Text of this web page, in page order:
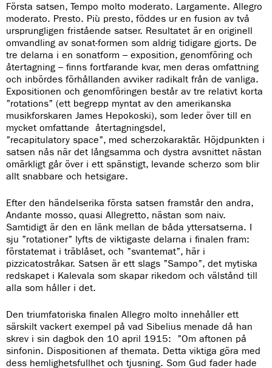
Första satsen, Tempo molto moderato. Largamente. Allegro
moderato. Presto. Più presto, föddes ur en fusion av två
ursprungligen fristående satser. Resultatet är en originell
omvandling av sonat-formen som aldrig tidigare gjorts. De
tre delarna i en sonatform – exposition, genomföring och
återtagning – finns fortfarande kvar, men deras omfattning
och inbördes förhållanden avviker radikalt från de vanliga.
Expositionen och genomföringen består av tre relativt korta
”rotations” (ett begrepp myntat av den amerikanska
musikforskaren James Hepokoski), som leder över till en
mycket omfattande återtagningsdel,
”recapitulatory space”, med scherzokaraktär. Höjdpunkten i
satsen nås när det långsamma och dystra avsnittet nästan
omärkligt går över i ett spänstigt, levande scherzo som blir
allt snabbare och hetsigare.
Efter den händelserika första satsen framstår den andra,
Andante mosso, quasi Allegretto, nästan som naiv.
Samtidigt är den en länk mellan de båda yttersatserna. I
sju ”rotationer” lyfts de viktigaste delarna i finalen fram:
förstatemat i träblåset, och ”svantemat”, här i
pizzicatostråkar. Satsen är ett slags ”Sampo”, det mytiska
redskapet i Kalevala som skapar rikedom och välstånd till
alla som håller i det.
Den triumfatoriska finalen Allegro molto innehåller ett
särskilt vackert exempel på vad Sibelius menade då han
skrev i sin dagbok den 10 april 1915:
”Om aftonen på
sinfonin. Dispositionen af themata. Detta viktiga göra med
dess hemlighetsfullhet och tjusning. Som Gud fader hade